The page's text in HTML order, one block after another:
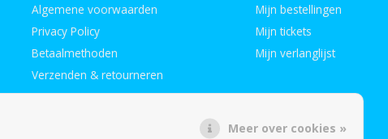
Algemene voorwaarden
Privacy Policy
Betaalmethoden
Verzenden & retourneren
Neem contact op
Mijn bestellingen
Mijn tickets
Mijn verlanglijst
Meer over cookies »